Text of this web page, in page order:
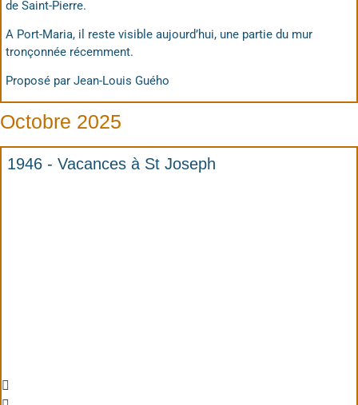
de Saint-Pierre.
A Port-Maria, il reste visible aujourd’hui, une partie du mur
tronçonnée récemment.
Proposé par Jean-Louis Guého
Octobre 2025
1946 - Vacances à St Joseph